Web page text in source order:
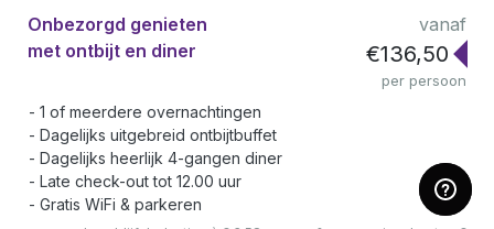
Onbezorgd genieten
met ontbijt en diner
vanaf
€136,50
per persoon
1 of meerdere overnachtingen
Dagelijks uitgebreid ontbijtbuffet
Dagelijks heerlijk 4-gangen diner
Late check-out tot 12.00 uur
Gratis WiFi & parkeren